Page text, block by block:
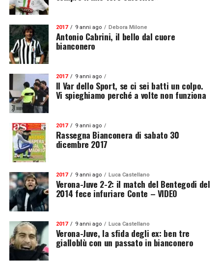
2017 9 anni ago Debora Milone
Antonio Cabrini, il bello dal cuore
bianconero
2017 9 anni ago
Il Var dello Sport, se ci sei batti un colpo.
Vi spieghiamo perché a volte non funziona
2017 9 anni ago
Rassegna Bianconera di sabato 30
dicembre 2017
2017 9 anni ago Luca Castellano
Verona-Juve 2-2: il match del Bentegodi del
2014 fece infuriare Conte – VIDEO
2017 9 anni ago Luca Castellano
Verona-Juve, la sfida degli ex: ben tre
gialloblù con un passato in bianconero